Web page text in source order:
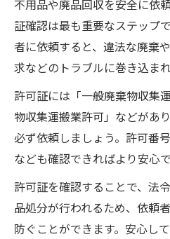
不用品や廃品回収を安全に依
証確認は最も重要なステップ
者に依頼すると、違法な廃棄
求などのトラブルに巻き込ま
許可証には「一般廃棄物収集
物収集運搬業許可」などがあ
必ず依頼しましょう。許可番
なども確認できればより安心で
許可証を確認することで、法
品処分が行われるため、依頼
防ぐことができます。安心し